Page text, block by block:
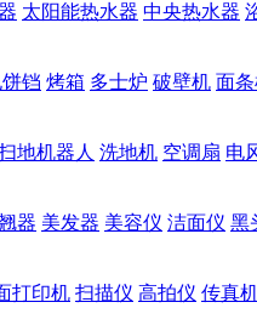
太阳能热水器 中央热水器
铛 烤箱 多士炉 破壁机 面
地机器人 洗地机 空调扇 电
器 美发器 美容仪 洁面仪 黑
打印机 扫描仪 高拍仪 传真